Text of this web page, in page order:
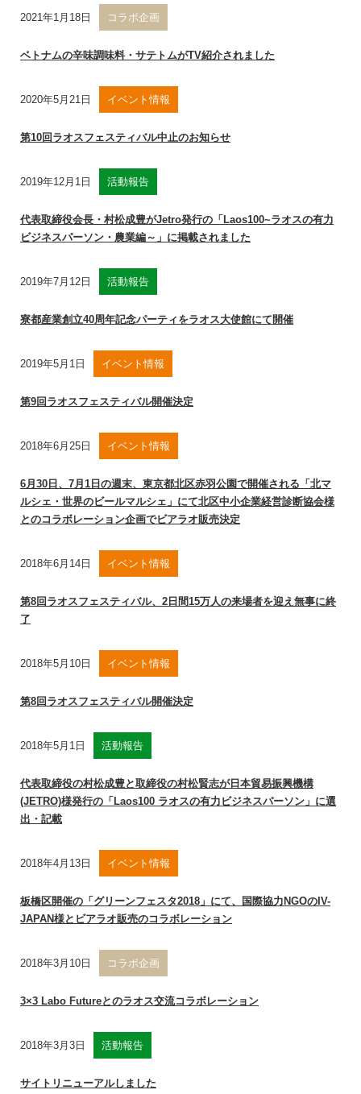
2021年1月18日 コラボ企画
ベトナムの辛味調味料・サテトムがTV紹介されました
2020年5月21日 イベント情報
第10回ラオスフェスティバル中止のお知らせ
2019年12月1日 活動報告
代表取締役会長・村松成豊がJetro発行の「Laos100~ラオスの有力
ビジネスパーソン・農業編～」に掲載されました
2019年7月12日 活動報告
寮都産業創立40周年記念パーティをラオス大使館にて開催
2019年5月1日 イベント情報
第9回ラオスフェスティバル開催決定
2018年6月25日 イベント情報
6月30日、7月1日の週末、東京都北区赤羽公園で開催される「北マ
ルシェ・世界のビールマルシェ」にて北区中小企業経営診断協会様
とのコラボレーション企画でビアラオ販売決定
2018年6月14日 イベント情報
第8回ラオスフェスティバル、2日間15万人の来場者を迎え無事に終
了
2018年5月10日 イベント情報
第8回ラオスフェスティバル開催決定
2018年5月1日 活動報告
代表取締役の村松成豊と取締役の村松賢志が日本貿易振興機構
(JETRO)様発行の「Laos100 ラオスの有力ビジネスパーソン」に選
出・記載
2018年4月13日 イベント情報
板橋区開催の「グリーンフェスタ2018」にて、国際協力NGOのIV-
JAPAN様とビアラオ販売のコラボレーション
2018年3月10日 コラボ企画
3×3 Labo Futureとのラオス交流コラボレーション
2018年3月3日 活動報告
サイトリニューアルしました